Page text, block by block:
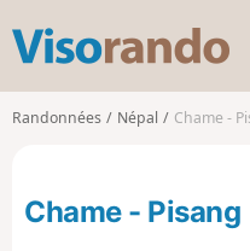
s
o
d
Randonnées Népal Chame -
Chame - Pisang